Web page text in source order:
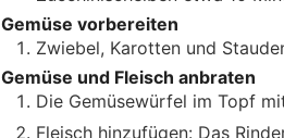
Gemüse vorbereiten
Zwiebel, Karotten und
Gemüse und Fleisch anbraten
Die Gemüsewürfel im Topf
Fleisch hinzufügen: Das